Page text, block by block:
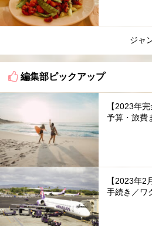
ジャ
編集部ピックアップ
【2023年
予算・旅費
【2023年2
手続き／ワ